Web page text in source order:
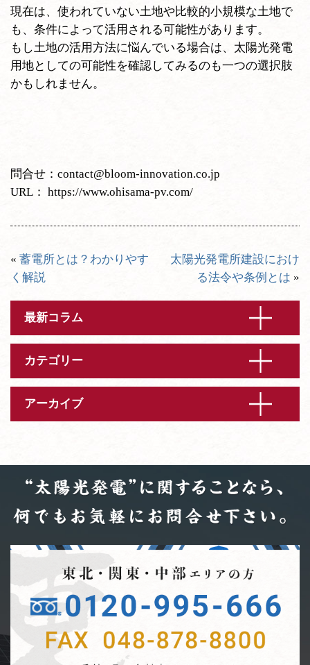
現在は、使われていない土地や比較的小規模な土地で
も、条件によって活用される可能性があります。
もし土地の活用方法に悩んでいる場合は、太陽光発電
用地としての可能性を確認してみるのも一つの選択肢
かもしれません。
問合せ： contact@bloom-innovation.co.jp
URL： https://www.ohisama-pv.com/
« 蓄電所とは？わかりやす
く解説
太陽光発電所建設におけ
る法令や条例とは »
最新コラム
カテゴリー
アーカイブ